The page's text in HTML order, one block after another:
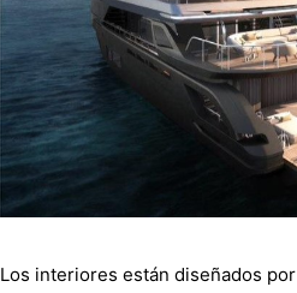
Los interiores están diseñados por